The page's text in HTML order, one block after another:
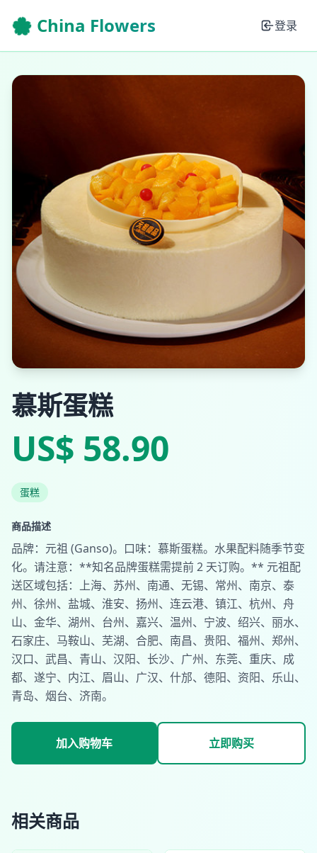
🌸 China Flowers 登录
慕斯蛋糕
US$ 58.90
蛋糕
商品描述
品牌：元祖 (Ganso)。口味：慕斯蛋糕。水果配料随季节变
化。请注意：**知名品牌蛋糕需提前 2 天订购。** 元祖配
送区域包括：上海、苏州、南通、无锡、常州、南京、泰
州、徐州、盐城、淮安、扬州、连云港、镇江、杭州、舟
山、金华、湖州、台州、嘉兴、温州、宁波、绍兴、丽水、
石家庄、马鞍山、芜湖、合肥、南昌、贵阳、福州、郑州、
汉口、武昌、青山、汉阳、长沙、广州、东莞、重庆、成
都、遂宁、内江、眉山、广汉、什邡、德阳、资阳、乐山、
青岛、烟台、济南。
加入购物车 立即购买
相关商品